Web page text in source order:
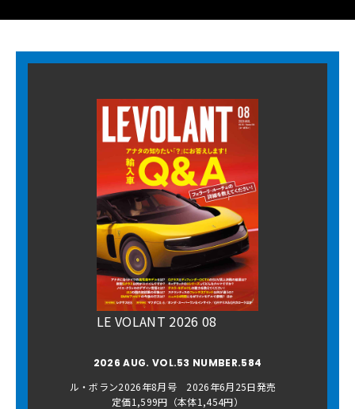
LE VOLANT 2026 08
2026 AUG. VOL.53 NUMBER.584
ル・ボラン2026年8月号 2026年6月25日発売
定価1,599円（本体1,454円）